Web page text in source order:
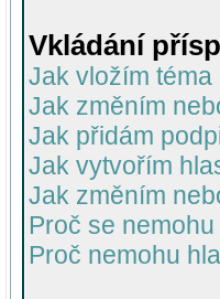
Vkládání
Jak vložím téma
Jak změním
Jak přidám
Jak vytvořím
Jak změním
Proč se
Proč nemohu